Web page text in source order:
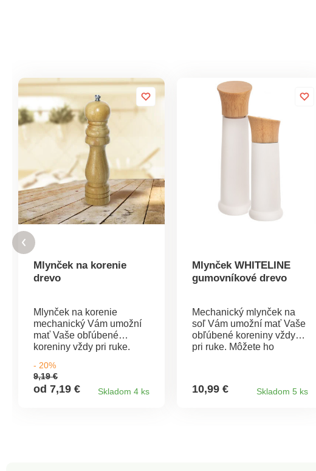
Mlynček na korenie
drevo
Mlynček na korenie
mechanický Vám umožní
mať Vaše obľúbené
koreniny vždy pri ruke.
voľnú plochu kuchynskej
linky všade tam, kde ho
práve potrebujete. Čerstvo
- 20%
9,19 €
od 7,19 € Skladom 4 ks
Mlynček WHITELINE
gumovníkové drevo
Mechanický mlynček na
soľ Vám umožní mať Vaše
obľúbené koreniny vždy
pri ruke. Môžete ho
potrebujete. Čerstvo
10,99 € Skladom 5 ks